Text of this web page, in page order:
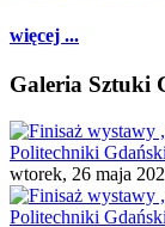
więcej ...
Galeria Sztuki
wtorek, 26 maja